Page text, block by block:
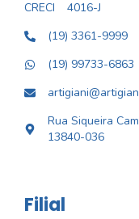
CRECI
4016-J
(19) 3361-9999
(19) 99733-6863
Rua Siqueira
13840-036
Filial